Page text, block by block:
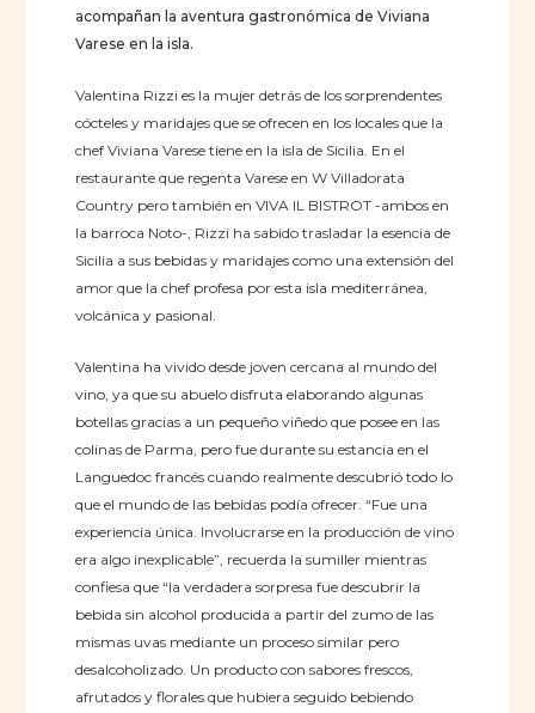
acompañan la aventura gastronómica de Viviana
Varese en la isla.
Valentina Rizzi es la mujer detrás de los sorprendentes
cócteles y maridajes que se ofrecen en los locales que la
chef Viviana Varese tiene en la isla de Sicilia. En el
restaurante que regenta Varese en W Villadorata
Country pero también en VIVA IL BISTROT -ambos en
la barroca Noto-, Rizzi ha sabido trasladar la esencia de
Sicilia a sus bebidas y maridajes como una extensión del
amor que la chef profesa por esta isla mediterránea,
volcánica y pasional.
Valentina ha vivido desde joven cercana al mundo del
vino, ya que su abuelo disfruta elaborando algunas
botellas gracias a un pequeño viñedo que posee en las
colinas de Parma, pero fue durante su estancia en el
Languedoc francés cuando realmente descubrió todo lo
que el mundo de las bebidas podía ofrecer. “Fue una
experiencia única. Involucrarse en la producción de vino
era algo inexplicable”, recuerda la sumiller mientras
confiesa que “la verdadera sorpresa fue descubrir la
bebida sin alcohol producida a partir del zumo de las
mismas uvas mediante un proceso similar pero
desalcoholizado. Un producto con sabores frescos,
afrutados y florales que hubiera seguido bebiendo